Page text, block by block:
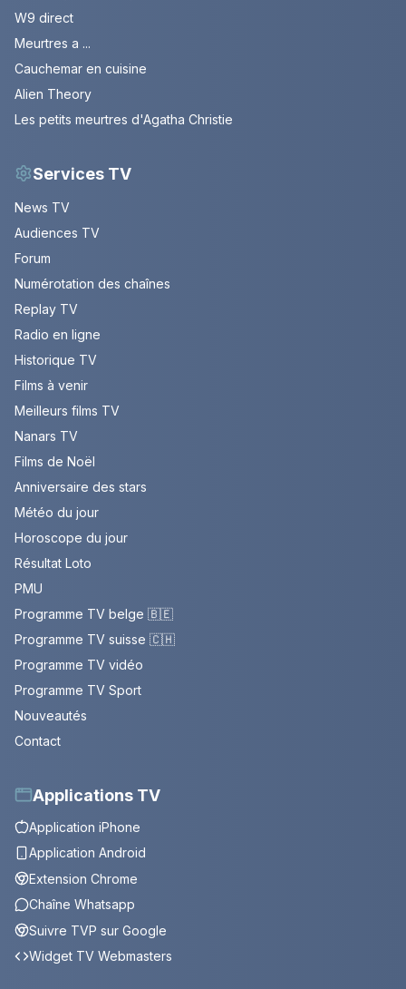
W9 direct
Meurtres a ...
Cauchemar en cuisine
Alien Theory
Les petits meurtres d'Agatha Christie
Services TV
News TV
Audiences TV
Forum
Numérotation des chaînes
Replay TV
Radio en ligne
Historique TV
Films à venir
Meilleurs films TV
Nanars TV
Films de Noël
Anniversaire des stars
Météo du jour
Horoscope du jour
Résultat Loto
PMU
Programme TV belge 🇧🇪
Programme TV suisse 🇨🇭
Programme TV vidéo
Programme TV Sport
Nouveautés
Contact
Applications TV
Application iPhone
Application Android
Extension Chrome
Chaîne Whatsapp
Suivre TVP sur Google
Widget TV Webmasters